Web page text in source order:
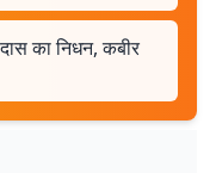
का निधन, कबीर